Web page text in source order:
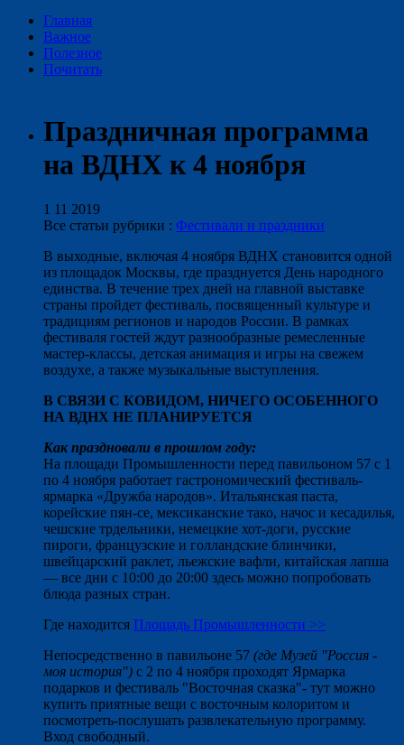
Главная
Важное
Полезное
Почитать
Праздничная программа
на ВДНХ к 4 ноября
1 11 2019
Все статьи рубрики : Фестивали и праздники
В выходные, включая 4 ноября ВДНХ становится одной
из площадок Москвы, где празднуется День народного
единства. В течение трех дней на главной выставке
страны пройдет фестиваль, посвященный культуре и
традициям регионов и народов России. В рамках
фестиваля гостей ждут разнообразные ремесленные
мастер-классы, детская анимация и игры на свежем
воздухе, а также музыкальные выступления.
В СВЯЗИ С КОВИДОМ, НИЧЕГО ОСОБЕННОГО
НА ВДНХ НЕ ПЛАНИРУЕТСЯ
Как праздновали в прошлом году:
На площади Промышленности перед павильоном 57 с 1
по 4 ноября работает гастрономический фестиваль-
ярмарка «Дружба народов». Итальянская паста,
корейские пян-се, мексиканские тако, начос и кесадилья,
чешские трдельники, немецкие хот-доги, русские
пироги, французские и голландские блинчики,
швейцарский раклет, льежские вафли, китайская лапша
— все дни с 10:00 до 20:00 здесь можно попробовать
блюда разных стран.
Где находится Площадь Промышленности >>
Непосредственно в павильоне 57 (где Музей "Россия -
моя история") с 2 по 4 ноября проходят Ярмарка
подарков и фестиваль "Восточная сказка"- тут можно
купить приятные вещи с восточным колоритом и
посмотреть-послушать развлекательную программу.
Вход свободный.